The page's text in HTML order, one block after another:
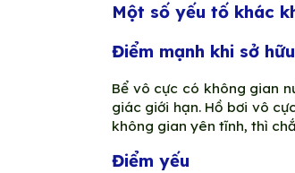
Một số yếu tố khác
Điểm mạnh khi sở
Bể vô cực có không gian
giác giới hạn. Hồ bơi vô
không gian yên tĩnh, thì
Điểm yếu